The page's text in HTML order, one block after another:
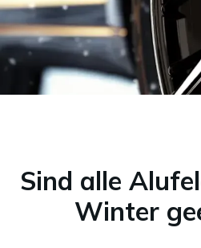
Sind alle
Winter